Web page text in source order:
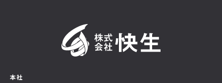
本社